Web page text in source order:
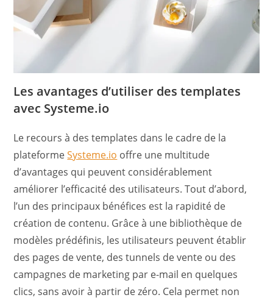
Les avantages d’utiliser des templates
avec Systeme.io
Le recours à des templates dans le cadre de la
plateformeSysteme.io offre une multitude
d’avantages qui peuvent considérablement
améliorer l’efficacité des utilisateurs. Tout d’abord,
l’un des principaux bénéfices est la rapidité de
création de contenu. Grâce à une bibliothèque de
modèles prédéfinis, les utilisateurs peuvent établir
des pages de vente, des tunnels de vente ou des
campagnes de marketing par e-mail en quelques
clics, sans avoir à partir de zéro. Cela permet non